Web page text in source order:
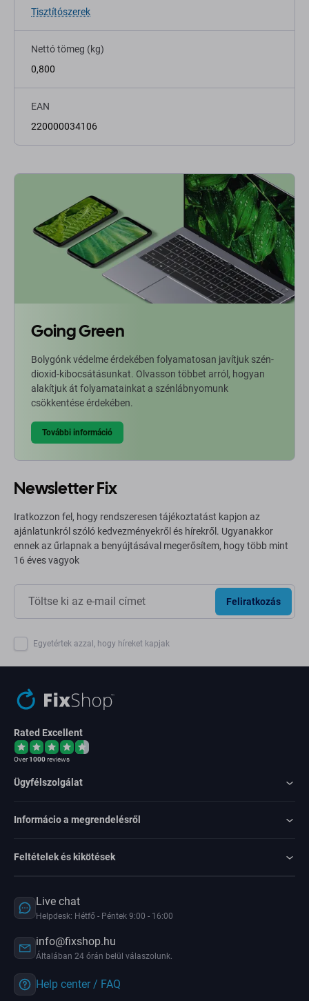
Tisztítószerek
Nettó tömeg (kg)
0,800
EAN
220000034106
Going Green
Bolygónk védelme érdekében folyamatosan javítjuk szén-
dioxid-kibocsátásunkat. Olvasson többet arról, hogyan
alakítjuk át folyamatainkat a szénlábnyomunk
csökkentése érdekében.
További információ
Newsletter Fix
Iratkozzon fel, hogy rendszeresen tájékoztatást kapjon az
ajánlatunkról szóló kedvezményekről és hírekről. Ugyanakkor
ennek az űrlapnak a benyújtásával megerősítem, hogy több mint
16 éves vagyok
Feliratkozás
Egyetértek azzal, hogy híreket kapjak
Rated Excellent
Over1000reviews
Ügyfélszolgálat
Informácio a megrendelésről
Feltételek és kikötések
Live chat
Helpdesk: Hétfő - Péntek 9:00 - 16:00
info@fixshop.hu
Általában 24 órán belül válaszolunk.
Help center / FAQ